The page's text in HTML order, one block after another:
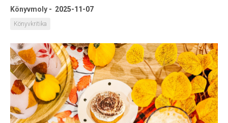
Olvasó sarok
Könyveim
Rólam
Könyvmoly - 2025-11-07
Könyvkritika